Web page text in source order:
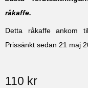
råkaffe.
Detta råkaffe ankom
Prissänkt sedan 21 maj
110 kr